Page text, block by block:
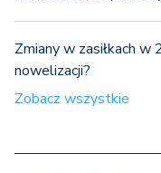
Zmiany w zasiłkach
nowelizacji?
Zobacz wszystkie